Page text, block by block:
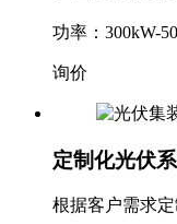
功率：300kW-
询价
定制化光伏
根据客户需求定